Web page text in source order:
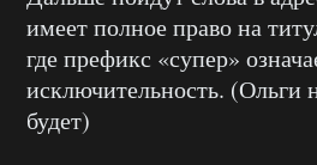
имеет полное право на
где префикс «супер»
исключительность. (Ольги
будет)